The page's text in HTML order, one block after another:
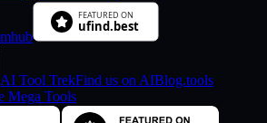
AI Tool TrekFind us on AIBlog.tools